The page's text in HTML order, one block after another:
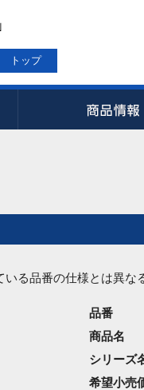
トップ
る品番の仕様とは異な
品番
商品名
シリーズ
希望小売